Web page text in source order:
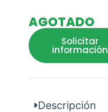
AGOTADO
Solicitar
información
Descripción